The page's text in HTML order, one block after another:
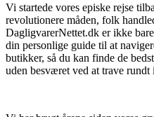
Vi startede vores episke rejse
revolutionere måden, folk
DagligvarerNettet.dk er ikke
din personlige guide til at
butikker, så du kan finde de
uden besværet ved at trave